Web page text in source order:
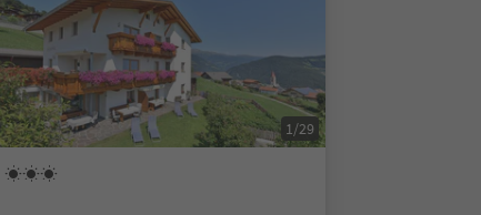
1/29